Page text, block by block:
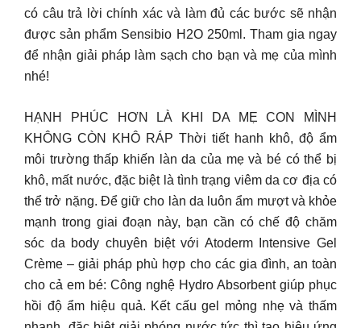
có câu trả lời chính xác và làm đủ các bước sẽ nhận
được sản phẩm Sensibio H2O 250ml. Tham gia ngay
để nhận giải pháp làm sạch cho bạn và mẹ của mình
nhé!
HẠNH PHÚC HƠN LÀ KHI DA MẸ CON MÌNH
KHÔNG CÒN KHÔ RÁP Thời tiết hanh khô, độ ẩm
môi trường thấp khiến làn da của mẹ và bé có thể bị
khô, mất nước, đặc biệt là tình trạng viêm da cơ địa có
thể trở nặng. Để giữ cho làn da luôn ẩm mượt và khỏe
mạnh trong giai đoạn này, bạn cần có chế độ chăm
sóc da body chuyên biệt với Atoderm Intensive Gel
Crème – giải pháp phù hợp cho các gia đình, an toàn
cho cả em bé: Công nghệ Hydro Absorbent giúp phục
hồi độ ẩm hiệu quả. Kết cấu gel mỏng nhẹ và thấm